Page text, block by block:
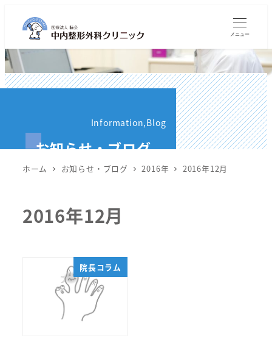
ン
コ
ン
へ
メニュー
Information,Blog
お知らせ・ブログ
ホーム お知らせ・ブログ 2016年 2016年12月
2016年12月
院長コラム